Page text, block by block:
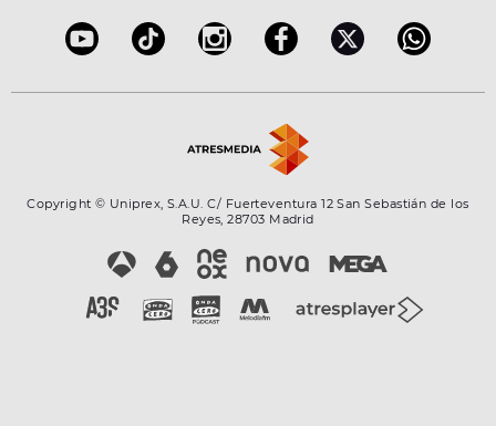
Copyright © Uniprex, S.A.U. C/ Fuerteventura 12 San Sebastián de los
Reyes, 28703 Madrid